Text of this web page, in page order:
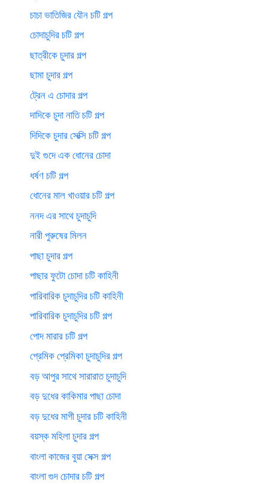
চাচা ভাতিজির যৌন চটি গল্প
চোদাচুদির চটি গল্প
ছাত্রীকে চুদার গল্প
ছামা চুদার গল্প
ট্রেন এ চোদার গল্প
দাদিকে চুদা নাতি চটি গল্প
দিদিকে চুদার সেক্সি চটি গল্প
দুই গুদে এক ধোনের চোদা
ধর্ষণ চটি গল্প
ধোনের মাল খাওয়ার চটি গল্প
ননদ এর সাথে চুদাচুদি
নারী পুরুষের মিলন
পাছা চুদার গল্প
পাছার ফুটো চোদা চটি কাহিনী
পারিবারিক চুদাচুদির চটি কাহিনী
পারিবারিক চুদাচুদির চটি গল্প
পোদ মারার চটি গল্প
প্রেমিক প্রেমিকা চুদাচুদির গল্প
বড় আপুর সাথে সারারাত চুদাচুদি
বড় দুধের কাকিমার পাছা চোদা
বড় দুধের মাগী চুদার চটি কাহিনী
বয়স্ক মহিলা চুদার গল্প
বাংলা কাজের বুয়া সেক্স গল্প
বাংলা গুদ চোদার চটি গল্প